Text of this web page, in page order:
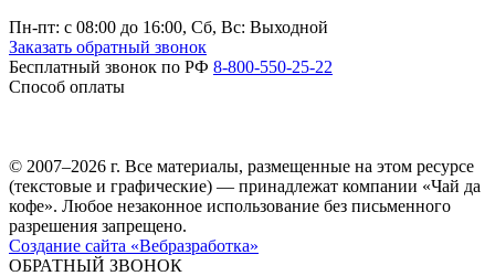
Пн-пт: c 08:00 до 16:00, Сб, Вс: Выходной
Заказать обратный звонок
Бесплатный звонок по РФ 8-800-550-25-22
Способ оплаты
© 2007–2026 г. Все материалы, размещенные на этом ресурсе
(текстовые и графические) — принадлежат компании «Чай да
кофе». Любое незаконное использование без письменного
разрешения запрещено.
Создание сайта «Вебразработка»
ОБРАТНЫЙ ЗВОНОК